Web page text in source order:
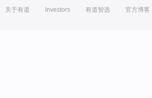
关于有道 Investors 有道智选 官方博客